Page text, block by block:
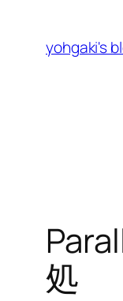
yohgaki's
処